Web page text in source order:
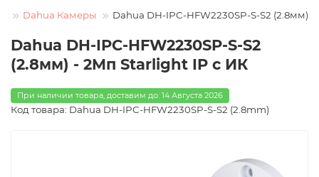
Dahua Камеры Dahua DH-IPC-HFW2230SP-S-S2 (2.8мм)
Dahua DH-IPC-HFW2230SP-S-S2
(2.8мм) - 2Mп Starlight IP с ИК
При наличии товара, доставим до: 14 Августа 2026
Код товара: Dahua DH-IPC-HFW2230SP-S-S2 (2.8mm)